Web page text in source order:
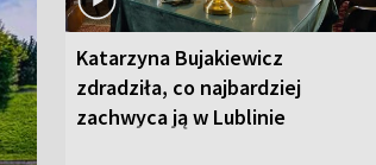
Katarzyna Bujakiewicz
zdradziła, co najbardziej
zachwyca ją w Lublinie